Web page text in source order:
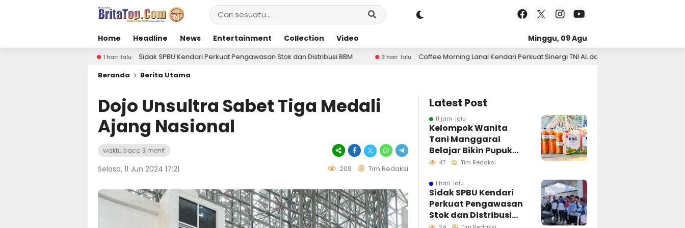
Home Headline News Entertainment Collection Video
Minggu, 09 Agu
2026
Sidak SPBU Kendari Perkuat Pengawasan Stok dan Distribusi BBM 3 hari lalu Coffee Morning Lanal Kendari Perkuat Sinergi TNI AL dan Insan Pers Wujudkan Informasi Akurat
Beranda Berita Utama
Dojo Unsultra Sabet Tiga Medali
Ajang Nasional
waktu baca 3 menit
Selasa, 11 Jun 2024 17:21 209 Tim Redaksi
Latest Post
11 jam lalu
Kelompok Wanita
Tani Manggarai
Belajar Bikin Pupuk
Organik Cair, Dosen
Tematik UHO Dorong
Pertanian Mandiri
dan Ramah
Lingkungan
47 Tim Redaksi
1 hari lalu
Sidak SPBU Kendari
Perkuat Pengawasan
Stok dan Distribusi